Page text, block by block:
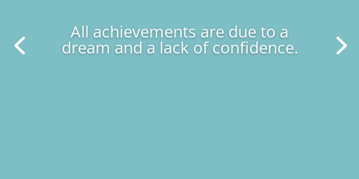
All achievements are due to a
dream and a lack of confidence.